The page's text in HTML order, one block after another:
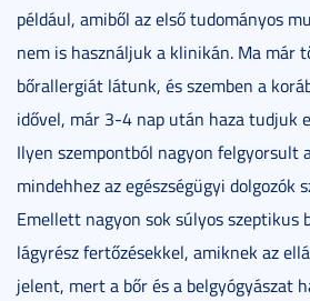
például, amiből az első tudományos
nem is használjuk a klinikán. Ma már
bőrallergiát látunk, és szemben a
idővel, már 3-4 nap után haza tudjuk
Ilyen szempontból nagyon felgyorsult
mindehhez az egészségügyi dolgozók
Emellett nagyon sok súlyos szeptikus
lágyrész fertőzésekkel, amiknek az
jelent, mert a bőr és a belgyógyászat